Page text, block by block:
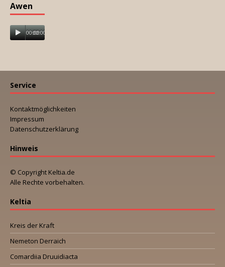
Awen
00:00
00:00
Service
Kontaktmöglichkeiten
Impressum
Datenschutzerklärung
Hinweis
© Copyright Keltia.de
Alle Rechte vorbehalten.
Keltia
Kreis der Kraft
Nemeton Derraich
Comardiia Druuidiacta